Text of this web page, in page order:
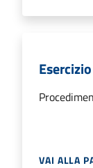
VAI ALLA